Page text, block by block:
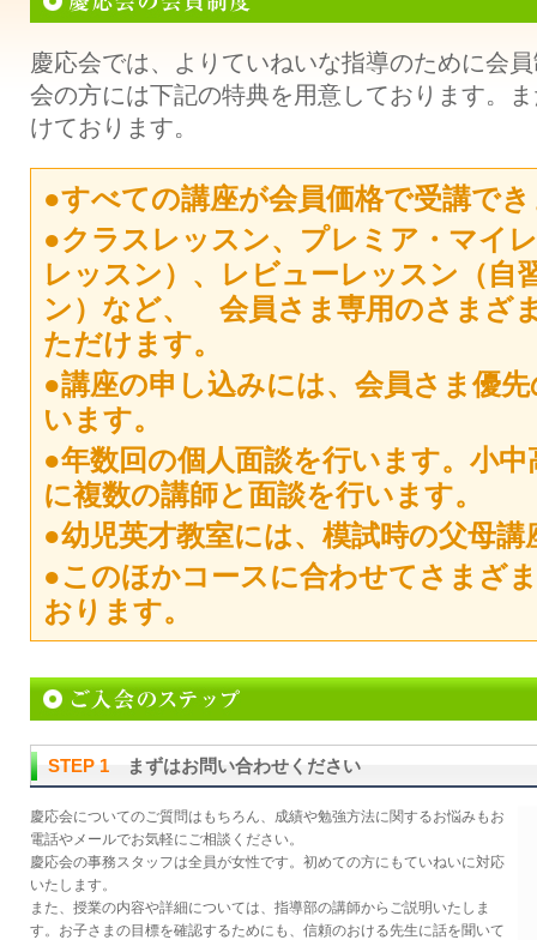
慶応会では、よりていねいな指導のために会
会の方には下記の特典を用意しております。
けております。
●すべての講座が会員価格で受講で
●クラスレッスン、プレミア・マイ
レッスン）、レビューレッスン（自
ン）など、 会員さま専用のさまざ
ただけます。
●講座の申し込みには、会員さま優
います。
●年数回の個人面談を行います。小
に複数の講師と面談を行います。
●幼児英才教室には、模試時の父母
●このほかコースに合わせてさまざ
おります。
STEP 1 まずはお問い合わせください
慶応会についてのご質問はもちろん、成績や勉強方法に関するお悩みもお
電話やメールでお気軽にご相談ください。
慶応会の事務スタッフは全員が女性です。初めての方にもていねいに対応
いたします。
また、授業の内容や詳細については、指導部の講師からご説明いたしま
す。お子さまの目標を確認するためにも、信頼のおける先生に話を聞いて